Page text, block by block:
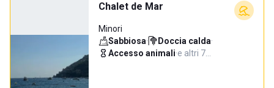
Chalet de Mar
Minori
Sabbiosa· Doccia calda·
Accesso animali·e altri 7…